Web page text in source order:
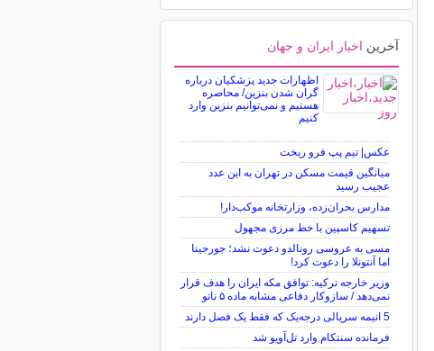
آخرین اخبار ایران و جهان
اظهارات جدید پزشکیان درباره
گران شدن بنزین/ محاصره
هستیم و نمی‌توانیم بنزین وارد
کنیم
عکس| تیم پپ فرو ریخت
میانگین قیمت مسکن در تهران به این عدد
عجیب رسید
مدارس بحران‌زده، وزارتخانه موکب‌دار!
تسهیم کاسپین با خط مرزی مجهول
مسی به عروسی رونالدو دعوت نشد؛ جورجینا
اما آنتونلا را دعوت کرد!
وزیر خارجه ترکیه: توافق مکه ایران را هدف قرار
نمی‌دهد / سازوکار دفاعی مشابه ماده ۵ ناتو
5 انیمه سریالی درجه‌یک که فقط یک فصل دارند
فرمانده سنتکام وارد تل‌آویو شد